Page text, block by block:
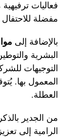
فعاليات
مفضلة
بالإضافة إلى
البشرية
التوجيهات
المعمول بها.
العطلة.
من الجدير
الرامية إلى